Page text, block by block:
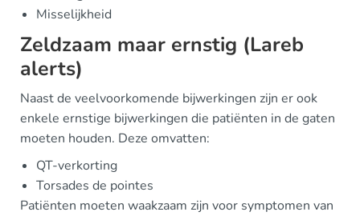
Misselijkheid
Zeldzaam maar ernstig (Lareb
alerts)
Naast de veelvoorkomende bijwerkingen zijn er ook
enkele ernstige bijwerkingen die patiënten in de gaten
moeten houden. Deze omvatten:
QT-verkorting
Torsades de pointes
Patiënten moeten waakzaam zijn voor symptomen van